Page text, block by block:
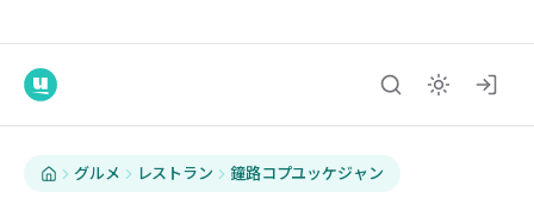
グルメ レストラン 鐘路コプユッケジャン